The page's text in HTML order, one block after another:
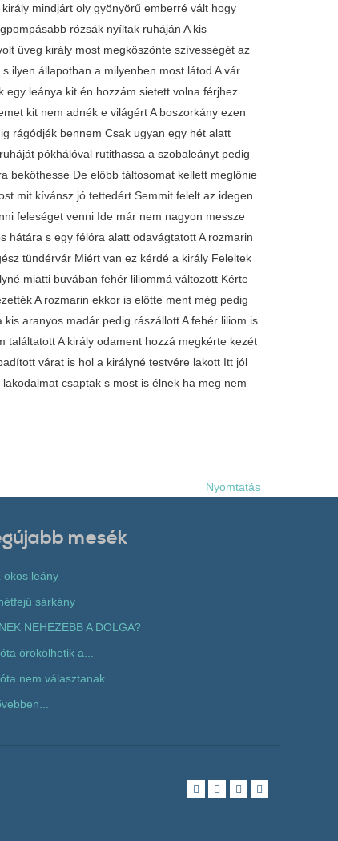
mindjárt oly gyönyörű emberré vált hogy
rózsák nyíltak ruháján A kis
üveg király most megköszönte szívességét az
ilyen állapotban a milyenben most látod A vár
egy leánya kit én hozzám sietett volna férjhez
kit nem adnék e világért A boszorkány ezen
rágódjék bennem Csak ugyan egy hét alatt
pókhálóval rutithassa a szobaleányt pedig
beköthesse De előbb táltosomat kellett meglőnie
mit kívánsz jó tettedért Semmit felelt az idegen
feleséget venni Ide már nem nagyon messze
s egy félóra alatt odavágtatott A rozmarin
tündérvár Miért van ez kérdé a király Feleltek
miatti buvában fehér liliommá változott Kérte
A rozmarin ekkor is előtte ment még pedig
aranyos madár pedig rászállott A fehér liliom is
A király odament hozzá megkérte kezét
várat is hol a királyné testvére lakott Itt jól
csaptak s most is élnek ha meg nem
Nyomtatás
mesék
okos leány
sárkány
NEHEZEBB A DOLGA?
örökölhetik a...
nem választanak...